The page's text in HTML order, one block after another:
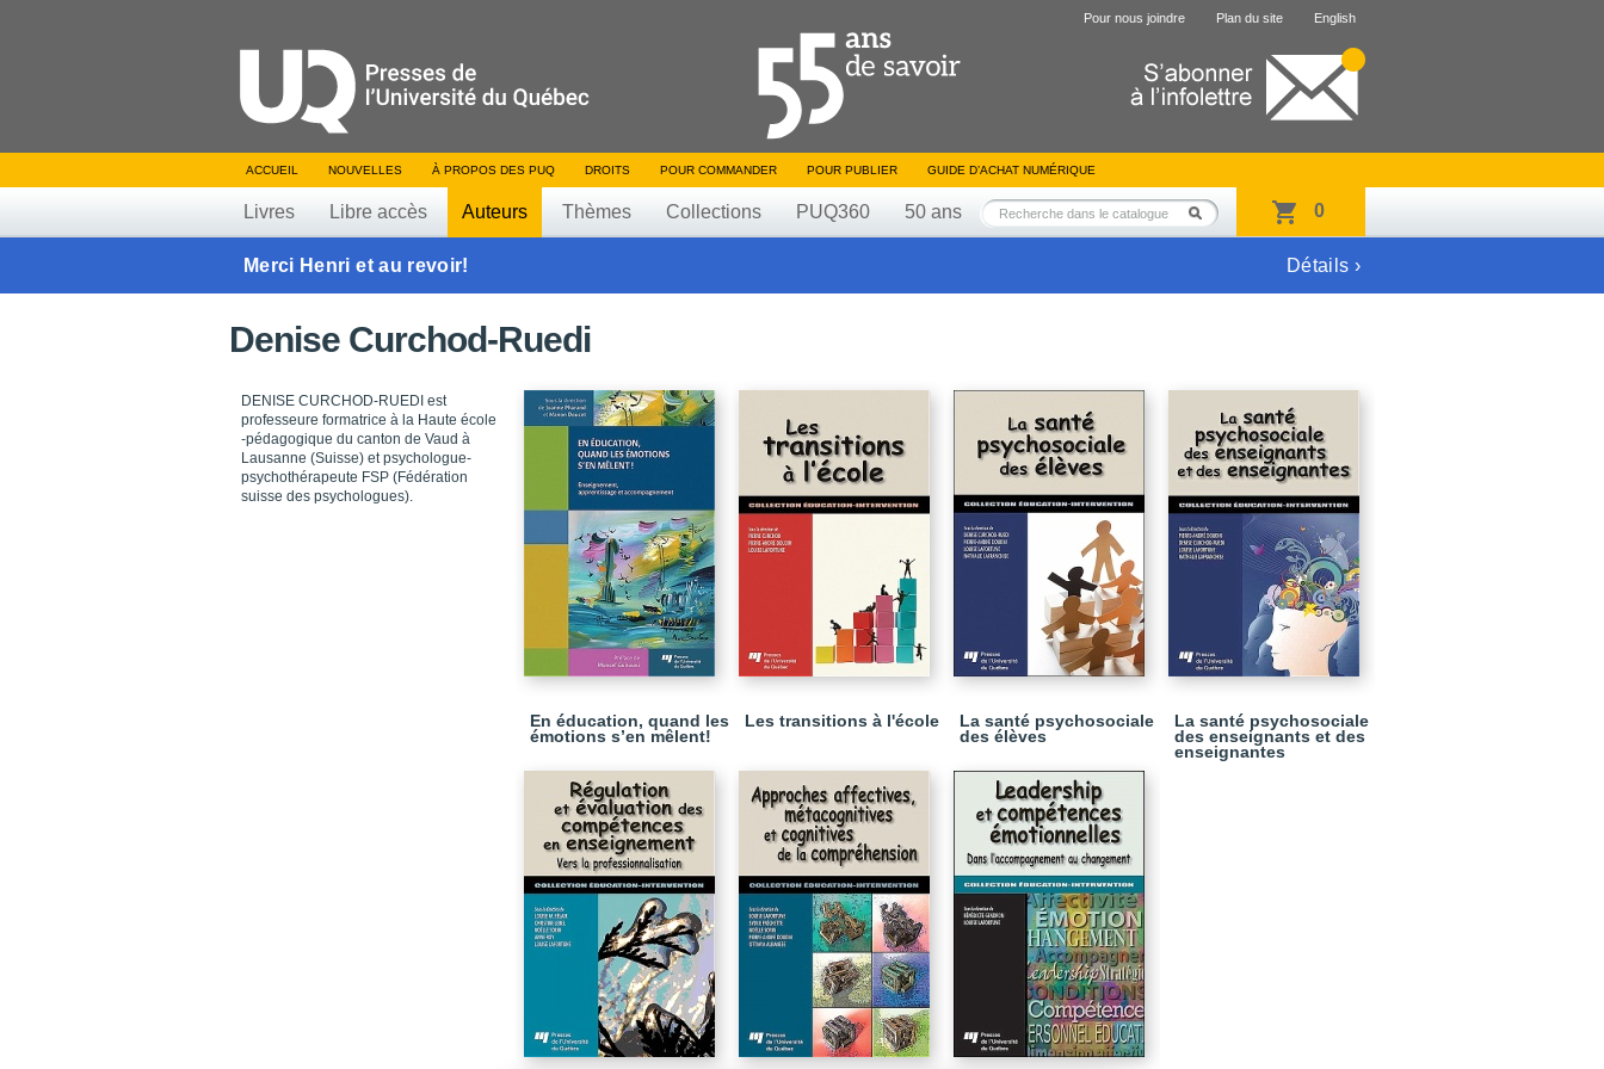
Pour nous joindre Plan du site English
ACCUEIL NOUVELLES À PROPOS DES PUQ DROITS POUR COMMANDER POUR PUBLIER GUIDE D’ACHAT NUMÉRIQUE
Livres Libre accès Auteurs Thèmes Collections PUQ360 50 ans 0
Merci Henri et au revoir! Détails ›
Denise Curchod-Ruedi
DENISE CURCHOD-RUEDI est
professeure formatrice à la Haute école
-pédagogique du canton de Vaud à
Lausanne (Suisse) et psychologue-
psychothérapeute FSP (Fédération
suisse des psychologues).
En éducation, quand les
émotions s’en mêlent!
Les transitions à l'école
La santé psychosociale
des élèves
La santé psychosociale
des enseignants et des
enseignantes